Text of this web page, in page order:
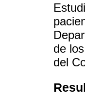
de
del